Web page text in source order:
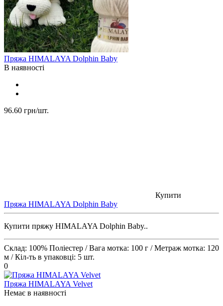
Пряжа HIMALAYA Dolphin Baby
В наявності
96.60 грн/шт.
Купити
Пряжа HIMALAYA Dolphin Baby
Купити пряжу HIMALAYA Dolphin Baby..
Склад: 100% Поліестер /Вага мотка: 100 г /Метраж мотка: 120
м /Кіл-ть в упаковці: 5 шт.
0
Пряжа HIMALAYA Velvet
Немає в наявності